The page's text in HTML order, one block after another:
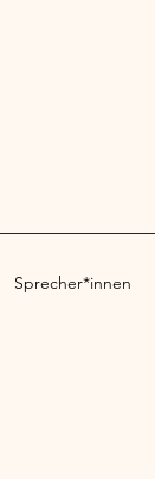
Sprecher*innen